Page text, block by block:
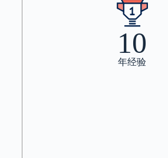
10
年经验